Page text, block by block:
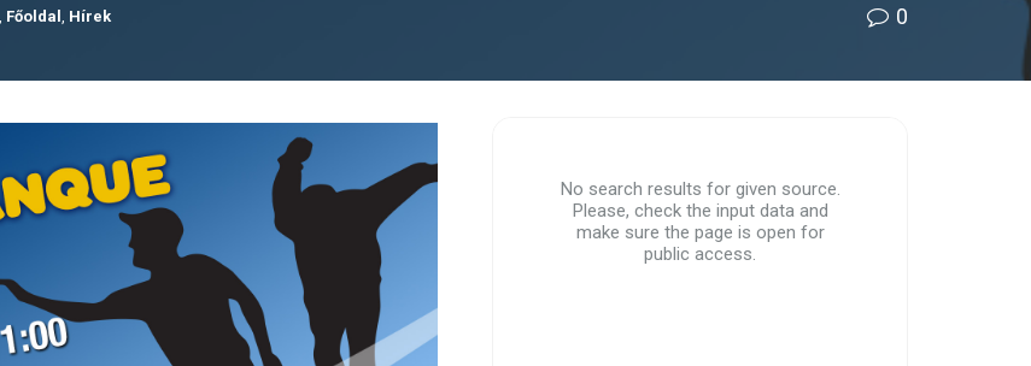
Főoldal Hírek 0
No search results for given source.
Please, check the input data and
make sure the page is open for
public access.